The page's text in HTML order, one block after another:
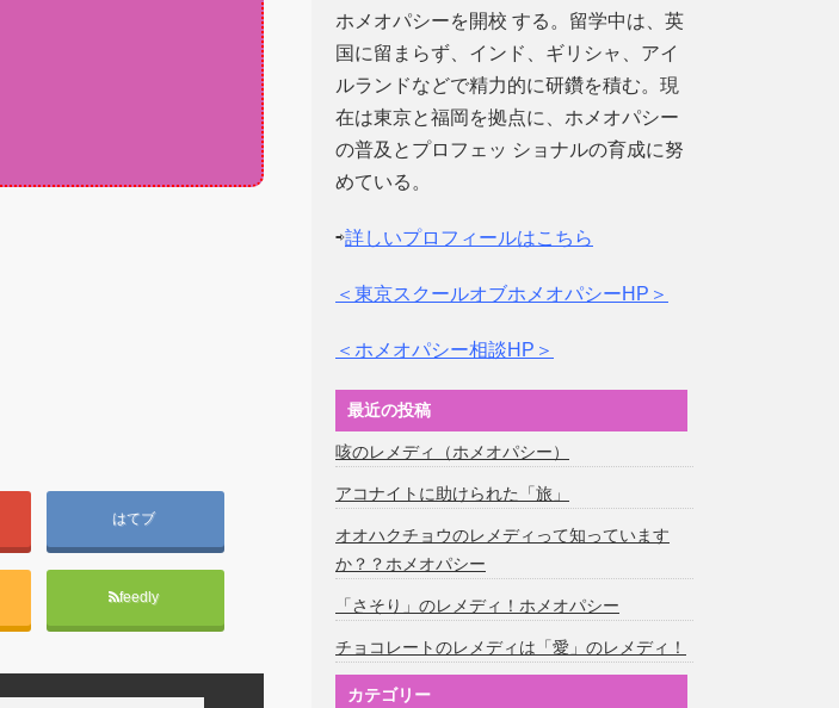
はてブ
feedly
ホメオパシーを開校 する。留学中は、英
国に留まらず、インド、ギリシャ、アイ
ルランドなどで精力的に研鑽を積む。現
在は東京と福岡を拠点に、ホメオパシー
の普及とプロフェッ ショナルの育成に努
めている。
⇨詳しいプロフィールはこちら
＜東京スクールオブホメオパシーHP＞
＜ホメオパシー相談HP＞
最近の投稿
咳のレメディ（ホメオパシー）
アコナイトに助けられた「旅」
オオハクチョウのレメディって知っています
か？？ホメオパシー
「さそり」のレメディ！ホメオパシー
チョコレートのレメディは「愛」のレメディ！
カテゴリー